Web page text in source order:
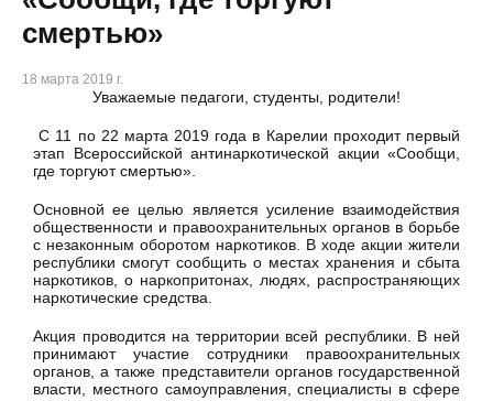
смертью»
18 марта 2019 г.
Уважаемые педагоги, студенты, родители!
С 11 по 22 марта 2019 года в Карелии проходит первый
этап Всероссийской антинаркотической акции «Сообщи,
где торгуют смертью».
Основной ее целью является усиление взаимодействия
общественности и правоохранительных органов в борьбе
с незаконным оборотом наркотиков. В ходе акции жители
республики смогут сообщить о местах хранения и сбыта
наркотиков, о наркопритонах, людях, распространяющих
наркотические средства.
Акция проводится на территории всей республики. В ней
принимают участие сотрудники правоохранительных
органов, а также представители органов государственной
власти, местного самоуправления, специалисты в сфере